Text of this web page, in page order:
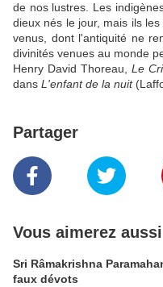
de nos lustres. Les
dieux nés le jour, mais ils
venus, dont l'antiquité ne
divinités venues au monde
Henry David Thoreau, Le
dans L'enfant de la nuit
Partager
Vous aimerez aussi
Sri Râmakrishna
faux dévots